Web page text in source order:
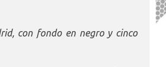
con fondo en negro y cinco